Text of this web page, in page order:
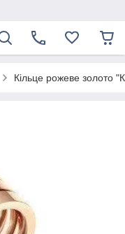
Кільце рожеве золото